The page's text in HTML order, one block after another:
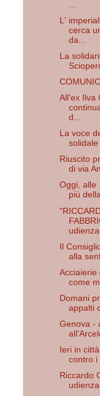
L'
cerca
da...
La
All'ex Ilva
d...
La voce
Riuscito
di via
Oggi, alle
più
udienza
Il
alla
Acciaierie
come
Domani
appalti
Genova -
Ieri in
contro i
Riccardo